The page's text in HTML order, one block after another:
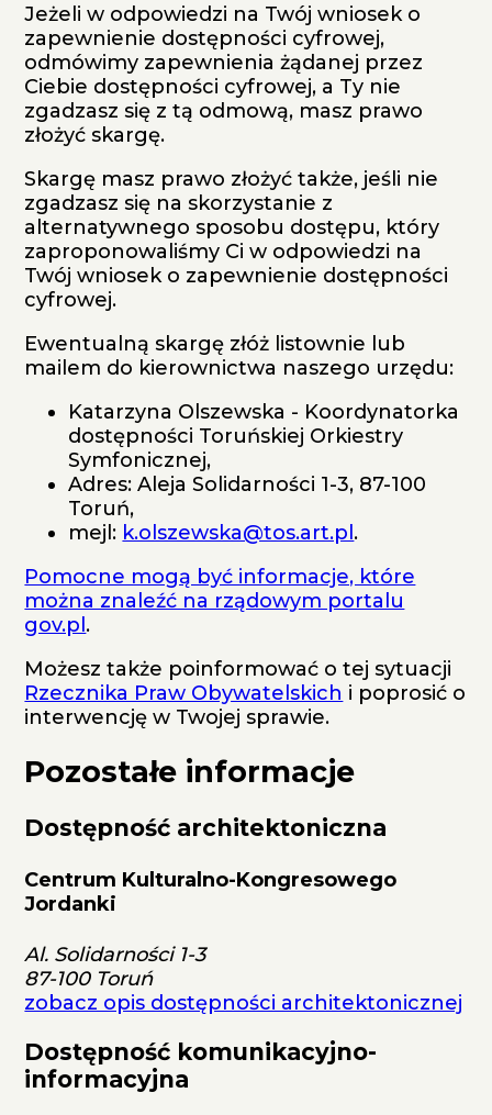
Jeżeli w odpowiedzi na Twój wniosek o
zapewnienie dostępności cyfrowej,
odmówimy zapewnienia żądanej przez
Ciebie dostępności cyfrowej, a Ty nie
zgadzasz się z tą odmową, masz prawo
złożyć skargę.
Skargę masz prawo złożyć także, jeśli nie
zgadzasz się na skorzystanie z
alternatywnego sposobu dostępu, który
zaproponowaliśmy Ci w odpowiedzi na
Twój wniosek o zapewnienie dostępności
cyfrowej.
Ewentualną skargę złóż listownie lub
mailem do kierownictwa naszego urzędu:
Katarzyna Olszewska - Koordynatorka
dostępności Toruńskiej Orkiestry
Symfonicznej,
Adres:Aleja Solidarności 1-3, 87-100
Toruń,
mejl: k.olszewska@tos.art.pl.
Pomocne mogą być informacje, które
można znaleźć na rządowym portalu
gov.pl.
Możesz także poinformować o tej sytuacji
Rzecznika Praw Obywatelskich i poprosić o
interwencję w Twojej sprawie.
Pozostałe informacje
Dostępność architektoniczna
Centrum Kulturalno-Kongresowego
Jordanki
Al. Solidarności 1-3
87-100 Toruń
zobacz opis dostępności architektonicznej
Dostępność komunikacyjno-
informacyjna